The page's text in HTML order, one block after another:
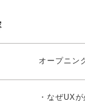
オープニン
・なぜUX